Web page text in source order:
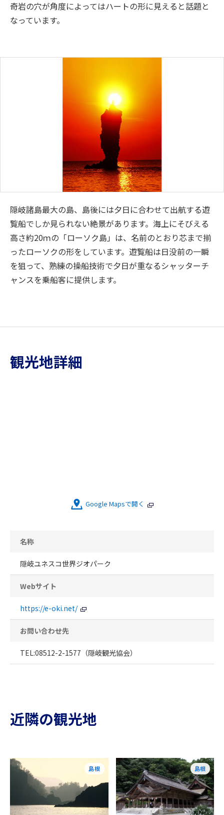
奇岩の穴が角度によってはハートの形に見えると話題と
なっています。
隠岐諸島最大の島、島後には夕日に合わせて出航する遊
覧船でしか見られない絶景があります。海上にそびえる
高さ約20ｍの「ローソク島」は、名前のとおり芯まで揃
ったローソクの形をしています。遊覧船は日没前の一瞬
を狙って、熟練の操船技術で夕日が重なるシャッターチ
ャンスを乗船客に提供します。
観光地詳細
Google Mapsで開く
名称
隠岐ユネスコ世界ジオパーク
Webサイト
https://e-oki.net/
お問い合わせ先
TEL:08512-2-1577（隠岐観光協会）
近隣の観光地
島根 島根